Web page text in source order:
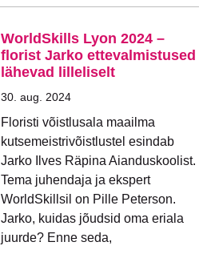
WorldSkills Lyon 2024 –
florist Jarko ettevalmistused
lähevad lilleliselt
30. aug. 2024
Floristi võistlusala maailma
kutsemeistrivõistlustel esindab
Jarko Ilves Räpina Aianduskoolist.
Tema juhendaja ja ekspert
WorldSkillsil on Pille Peterson.
Jarko, kuidas jõudsid oma eriala
juurde? Enne seda,